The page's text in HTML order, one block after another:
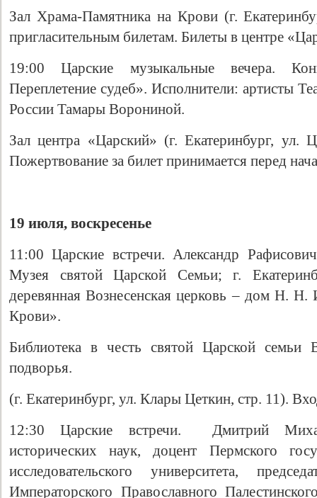
Зал Храма-Памятника на Крови (г.
пригласительным билетам. Билеты в центре
19:00 Царские музыкальные вечера.
Переплетение судеб». Исполнители: артисты
России Тамары Ворониной.
Зал центра «Царский» (г. Екатеринбург, ул.
Пожертвование за билет принимается перед
19 июля, воскресенье
11:00 Царские встречи. Александр
Музея святой Царской Семьи; г.
деревянная Вознесенская церковь – дом Н.
Крови».
Библиотека в честь святой Царской семьи
подворья.
(г. Екатеринбург, ул. Клары Цеткин, стр. 11).
12:30 Царские встречи. Дмитрий
исторических наук, доцент Пермского
исследовательского университета,
Императорского Православного